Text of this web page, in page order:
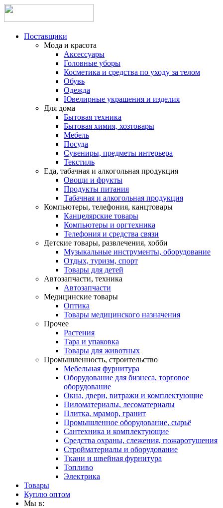
Поставщики
Мода и красота
Аксессуары
Головные уборы
Косметика и средства по уходу за телом
Обувь
Одежда
Ювелирные украшения и изделия
Для дома
Бытовая техника
Бытовая химия, хозтовары
Мебель
Посуда
Сувениры, предметы интерьера
Текстиль
Еда, табачная и алкогольная продукция
Овощи и фрукты
Продукты питания
Табачная и алкогольная продукция
Компьютеры, телефония, канцтовары
Канцелярские товары
Компьютеры и оргтехника
Телефония и средства связи
Детские товары, развлечения, хобби
Музыкальные инструменты, оборудование
Отдых, туризм, спорт
Товары для детей
Автозапчасти, техника
Автозапчасти
Медицинские товары
Оптика
Товары медицинского назначения
Прочее
Растения
Тара и упаковка
Товары для животных
Промышленность, строительство
Мебельная фурнитура
Оборудование для бизнеса, торговое
оборудование
Окна, двери, витражи и комплектующие
Пиломатериалы, лесоматериалы
Плитка, мрамор, гранит
Промышленное оборудование, сырьё
Сантехника и комплектующие
Средства охраны, слежения, пожаротушения
Стройматериалы и оборудование
Ткани и швейная фурнитура
Топливо
Электрика
Товары
Куплю оптом
Мы в: